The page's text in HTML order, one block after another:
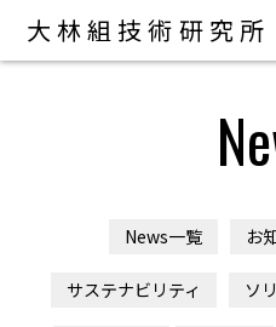
大林組技術研究所
News一覧 お
サステナビリティ ソ